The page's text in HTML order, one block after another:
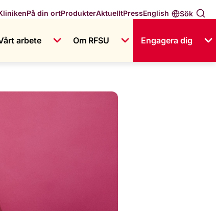
Sök
English
På din ortProdukterAktuelltPress
arbete Om RFSU Engagera dig